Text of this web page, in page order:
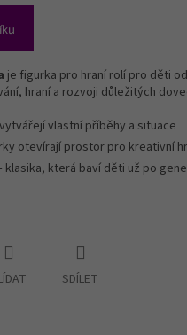
je figurka pro hraní rolí pro děti
hraní a rozvoji důležitých
vlastní příběhy a situace
otevírají prostor pro kreativní
klasika, která baví děti už po
SDÍLET